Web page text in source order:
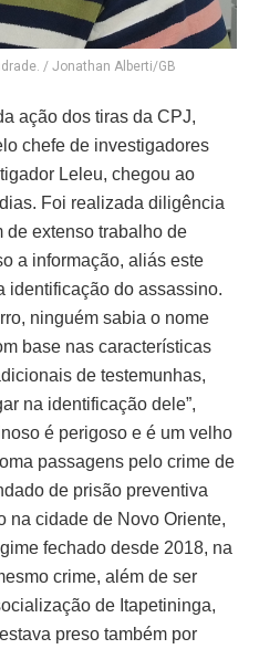
/ Jonathan Alberti/GB
ação dos tiras da CPJ,
chefe de investigadores
Leleu, chegou ao
Foi realizada diligência
de extenso trabalho de
a informação, aliás este
identificação do assassino.
ninguém sabia o nome
base nas características
de testemunhas,
na identificação dele”,
é perigoso e é um velho
passagens pelo crime de
de prisão preventiva
na cidade de Novo Oriente,
fechado desde 2018, na
crime, além de ser
de Itapetininga,
preso também por